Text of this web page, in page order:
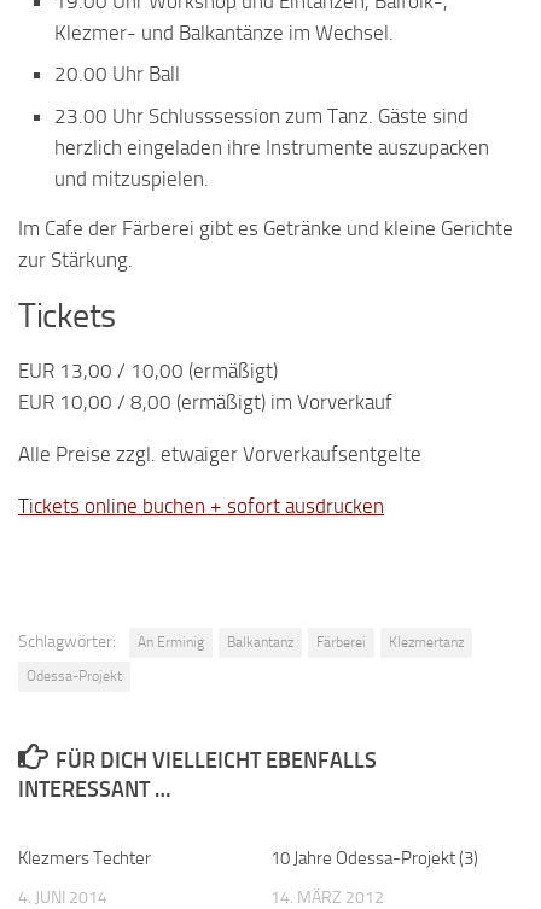
Klezmer- und Balkantänze im Wechsel.
20.00 Uhr Ball
23.00 Uhr Schlusssession zum Tanz. Gäste sind
herzlich eingeladen ihre Instrumente auszupacken
und mitzuspielen.
Im Cafe der Färberei gibt es Getränke und kleine Gerichte
zur Stärkung.
Tickets
EUR 13,00 / 10,00 (ermäßigt)
EUR 10,00 / 8,00 (ermäßigt) im Vorverkauf
Alle Preise zzgl. etwaiger Vorverkaufsentgelte
Tickets online buchen + sofort ausdrucken
Schlagwörter: An Erminig Balkantanz Färberei
Klezmertanz
Odessa-Projekt
FÜR DICH VIELLEICHT EBENFALLS
INTERESSANT …
Klezmers Techter
4. JUNI 2014
10 Jahre Odessa-Projekt (3)
14. MÄRZ 2012